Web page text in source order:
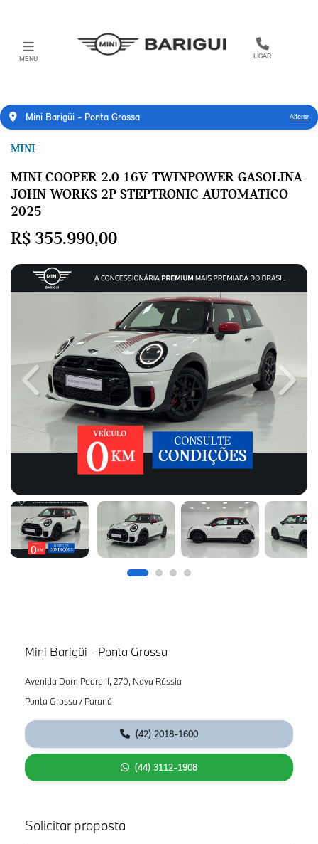
MENU LIGAR
Mini Barigüi - Ponta Grossa Alterar
MINI
MINI COOPER 2.0 16V TWINPOWER GASOLINA
JOHN WORKS 2P STEPTRONIC AUTOMATICO
2025
R$ 355.990,00
Previous Next
Mini Barigüi - Ponta Grossa
Avenida Dom Pedro II, 270, Nova Rússia
Ponta Grossa / Paraná
(42) 2018-1600
(44) 3112-1908
Solicitar proposta